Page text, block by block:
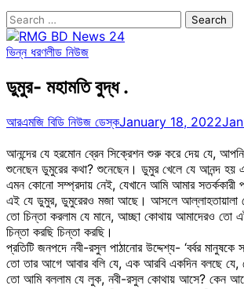
Search
for:
ভিন্ন ধরণলীড নিউজ
ডুমুর- মহামতি বুদ্ধ .
আরএমজি বিডি নিউজ ডেস্কJanuary 18, 2022
আনন্দের যে হরমোন ব্রেন সিক্রেশন শুরু করে দেয় যে,
শুনেছেন ডুমুরের কথা? শুনেছেন। ডুমুর খেলে যে আনন্দ হয়
এমন কোনো সম্প্রদায় নেই, যেখানে আমি আমার সতর্ককারী
এই যে ডুমুর, ডুমুরেরও মজা আছে। আসলে আল্লাহতায়ালা
তো চিন্তা করলাম যে মানে, আচ্ছা কোথায় আমাদেরও
চিন্তা করছি চিন্তা করছি।
প্রতিটি জনপদে নবী-রসুল পাঠানোর উদ্দেশ্য- ‘বর্বর মানুষকে
তো তার আগে আবার বলি যে, এক আরবি একদিন বলছে যে,
তো আমি বললাম যে লুক, নবী-রসুল কোথায় আসে? কেন